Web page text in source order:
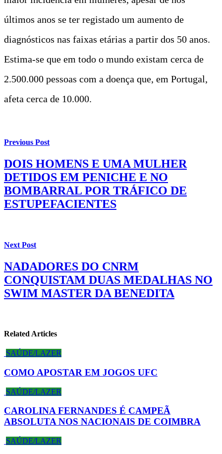
últimos anos se ter registado um aumento de
diagnósticos nas faixas etárias a partir dos 50 anos.
Estima-se que em todo o mundo existam cerca de
2.500.000 pessoas com a doença que, em Portugal,
afeta cerca de 10.000.
Previous Post
DOIS HOMENS E UMA MULHER
DETIDOS EM PENICHE E NO
BOMBARRAL POR TRÁFICO DE
ESTUPEFACIENTES
Next Post
NADADORES DO CNRM
CONQUISTAM DUAS MEDALHAS NO
SWIM MASTER DA BENEDITA
Related Articles
SAÚDE/LAZER
COMO APOSTAR EM JOGOS UFC
SAÚDE/LAZER
CAROLINA FERNANDES É CAMPEÃ
ABSOLUTA NOS NACIONAIS DE COIMBRA
SAÚDE/LAZER